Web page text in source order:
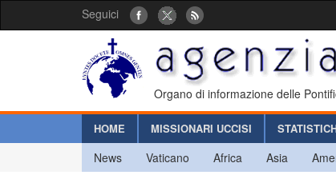
Seguici
Organo di informazione delle
HOME MISSIONARI UCCISI
News Vaticano Africa Asia